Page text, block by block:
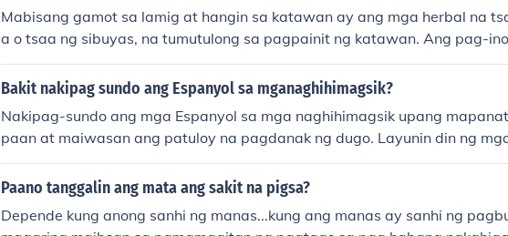
Mabisang gamot sa lamig at hangin sa katawan ay ang mga herbal na
a o tsaa ng sibuyas, na tumutulong sa pagpainit ng katawan. Ang pag-
a sabaw, tulad ng tinola o sopas, ay maaari ring makatulong. Bukod dito,
y ng mainit na compress sa mga apektadong bahagi ng katawan ay
namit at umiwas sa mga malamig na lugar.
Bakit nakipag sundo ang Espanyol sa mganaghihimagsik?
Nakipag-sundo ang mga Espanyol sa mga naghihimagsik upang
paan at maiwasan ang patuloy na pagdanak ng dugo. Layunin din ng
muling makuha ang tiwala ng mga Pilipino at maipakita na may mga
atutupad. Sa pamamagitan ng negosasyon, umaasa ang mga Espanyol
y isang estratehikong hakbang upang maipakita ang kanilang
Paano tanggalin ang mata ang sakit na pigsa?
Depende kung anong sanhi ng manas...kung ang manas ay sanhi ng